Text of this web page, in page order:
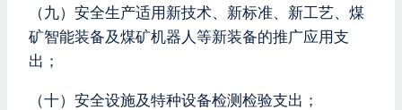
（九）安全生产适用新技术、新标准、新工艺、煤
矿智能装备及煤矿机器人等新装备的推广应用支
出；
（十）安全设施及特种设备检测检验支出；